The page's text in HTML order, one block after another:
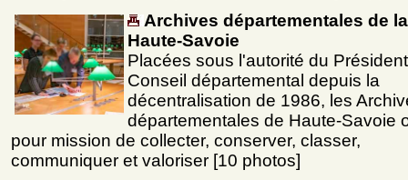
Archives départementales de la
Haute-Savoie
Placées sous l'autorité du
Conseil départemental depuis la
décentralisation de 1986, les
départementales de Haute-Savoie
pour mission de collecter, conserver, classer,
communiquer et valoriser [10 photos]